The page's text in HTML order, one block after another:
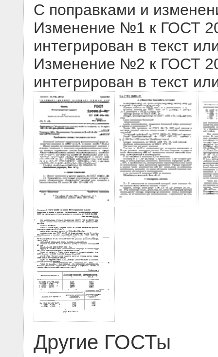
С поправками и
Изменение №1 к ГОСТ
интегрирован в текст
Изменение №2 к ГОСТ
интегрирован в текст
Другие ГОСТы